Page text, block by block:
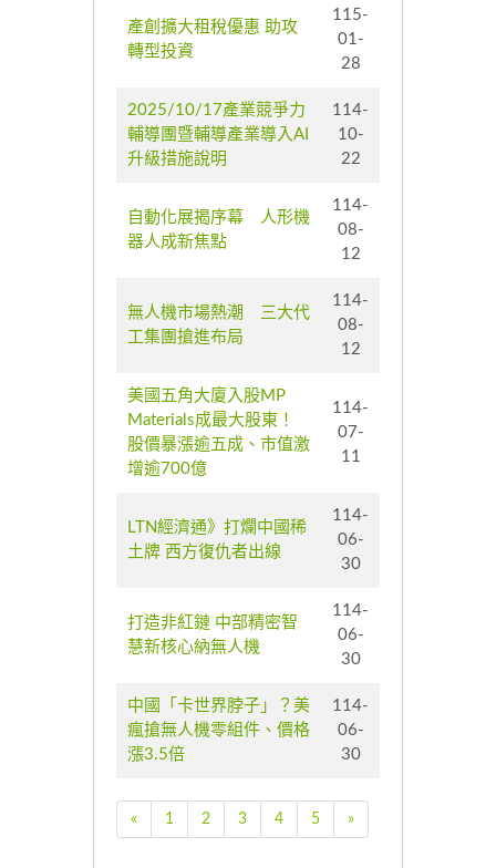
產創擴大租稅優惠 助攻
轉型投資
115-
01-
28
2025/10/17產業競爭力
輔導團暨輔導產業導入AI
升級措施說明
114-
10-
22
自動化展揭序幕 人形機
器人成新焦點
114-
08-
12
無人機市場熱潮 三大代
工集團搶進布局
114-
08-
12
美國五角大廈入股MP
Materials成最大股東！
股價暴漲逾五成、市值激
增逾700億
114-
07-
11
LTN經濟通》打爛中國稀
土牌 西方復仇者出線
114-
06-
30
打造非紅鏈 中部精密智
慧新核心納無人機
114-
06-
30
中國「卡世界脖子」？美
瘋搶無人機零組件、價格
漲3.5倍
114-
06-
30
« 1 2 3 4 5 »